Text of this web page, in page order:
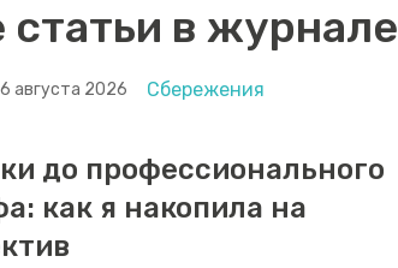
в журнале
августа 2026 Сбережения
до профессионального
как я накопила на